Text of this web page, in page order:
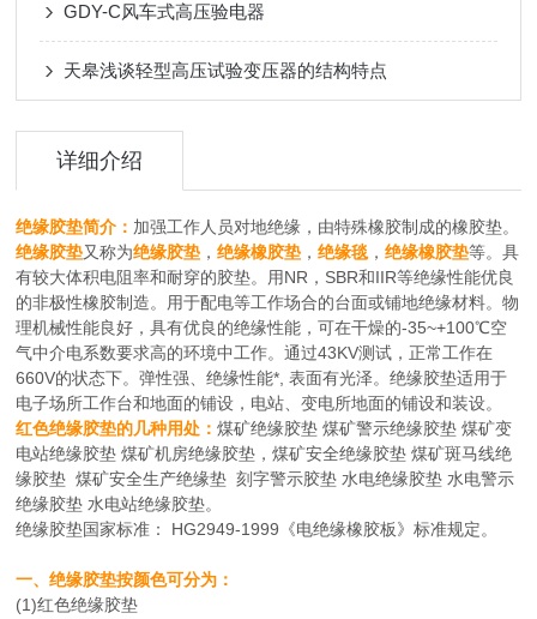
GDY-C风车式高压验电器
天皋浅谈轻型高压试验变压器的结构特点
详细介绍
绝缘胶垫简介： 加强工作人员对地绝缘，由特殊橡胶制成的橡胶垫。
绝缘胶垫又称为绝缘胶垫 ，绝缘橡胶垫 ，绝缘毯 ，绝缘橡胶垫等。具
有较大体积电阻率和耐穿的胶垫。用NR，SBR和IIR等绝缘性能优良
的非极性橡胶制造。用于配电等工作场合的台面或铺地绝缘材料。物
理机械性能良好，具有优良的绝缘性能，可在干燥的-35~+100℃空
气中介电系数要求高的环境中工作。通过43KV测试，正常工作在
660V的状态下。弹性强、绝缘性能*, 表面有光泽。绝缘胶垫适用于
电子场所工作台和地面的铺设，电站、变电所地面的铺设和装设。
红色绝缘胶垫的几种用处：煤矿绝缘胶垫 煤矿警示绝缘胶垫 煤矿变
电站绝缘胶垫 煤矿机房绝缘胶垫，煤矿安全绝缘胶垫 煤矿斑马线绝
缘胶垫 煤矿安全生产绝缘垫 刻字警示胶垫 水电绝缘胶垫 水电警示
绝缘胶垫 水电站绝缘胶垫。
绝缘胶垫国家标准： HG2949-1999《电绝缘橡胶板》标准规定。
一、绝缘胶垫按颜色可分为：
(1)红色绝缘胶垫